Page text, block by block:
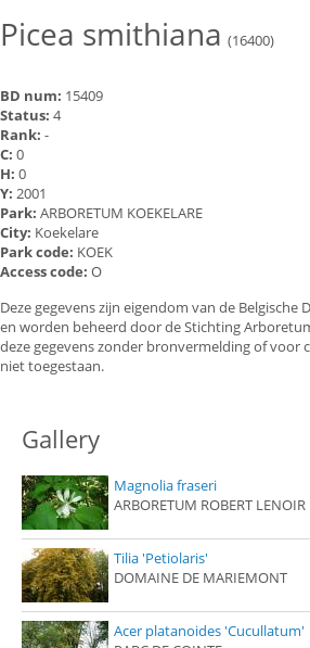
Picea smithiana (16400)
BD num: 15409
Status: 4
Rank: -
C: 0
H: 0
Y: 2001
Park: ARBORETUM KOEKELARE
City: Koekelare
Park code: KOEK
Access code: O
Deze gegevens zijn eigendom van de Belgische
en worden beheerd door de Stichting
deze gegevens zonder bronvermelding of voor
niet toegestaan.
Gallery
Magnolia fraseri
ARBORETUM ROBERT LENOIR
Tilia 'Petiolaris'
DOMAINE DE MARIEMONT
Acer platanoides 'Cucullatum'